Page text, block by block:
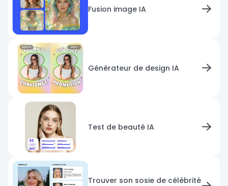
Fusion image IA
Générateur de design IA
Test de beauté IA
Trouver son sosie de célébrité